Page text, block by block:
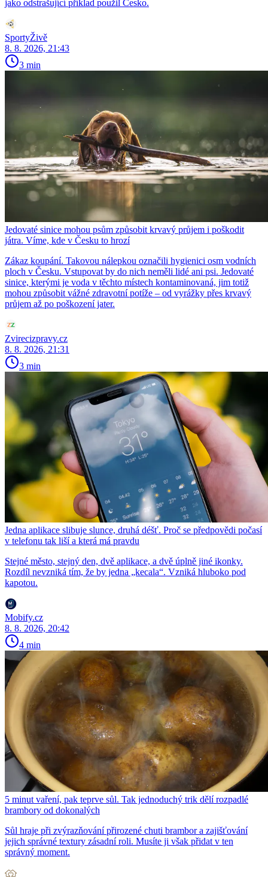
jako odstrašující příklad použil Česko.
SportyŽivě
8. 8. 2026, 21:43
3 min
Jedovaté sinice mohou psům způsobit krvavý průjem i poškodit
játra. Víme, kde v Česku to hrozí
Zákaz koupání. Takovou nálepkou označili hygienici osm vodních
ploch v Česku. Vstupovat by do nich neměli lidé ani psi. Jedovaté
sinice, kterými je voda v těchto místech kontaminovaná, jim totiž
mohou způsobit vážné zdravotní potíže – od vyrážky přes krvavý
průjem až po poškození jater.
Zvirecizpravy.cz
8. 8. 2026, 21:31
3 min
Jedna aplikace slibuje slunce, druhá déšť. Proč se předpovědi počasí
v telefonu tak liší a která má pravdu
Stejné město, stejný den, dvě aplikace, a dvě úplně jiné ikonky.
Rozdíl nevzniká tím, že by jedna „kecala“. Vzniká hluboko pod
kapotou.
Mobify.cz
8. 8. 2026, 20:42
4 min
5 minut vaření, pak teprve sůl. Tak jednoduchý trik dělí rozpadlé
brambory od dokonalých
Sůl hraje při zvýrazňování přirozené chuti brambor a zajišťování
jejich správné textury zásadní roli. Musíte ji však přidat v ten
správný moment.